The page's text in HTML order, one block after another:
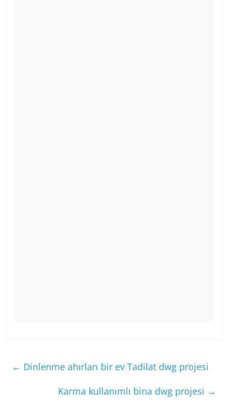
← Dinlenme ahırları bir ev Tadilat dwg projesi
Karma kullanımlı bina dwg projesi →